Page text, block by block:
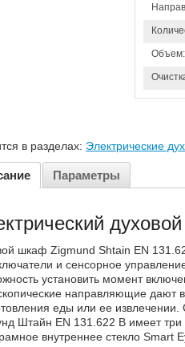
Объем:
в разделах: Электрические
Параметры
шкаф Zigmund Shtain EN
и сенсорное
установить момент
направляющие дают
еды или ее
Штайн EN 131.622 B имеет три
внутреннее стекло Smart